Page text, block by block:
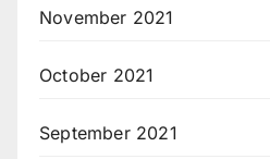
November 2021
October 2021
September 2021